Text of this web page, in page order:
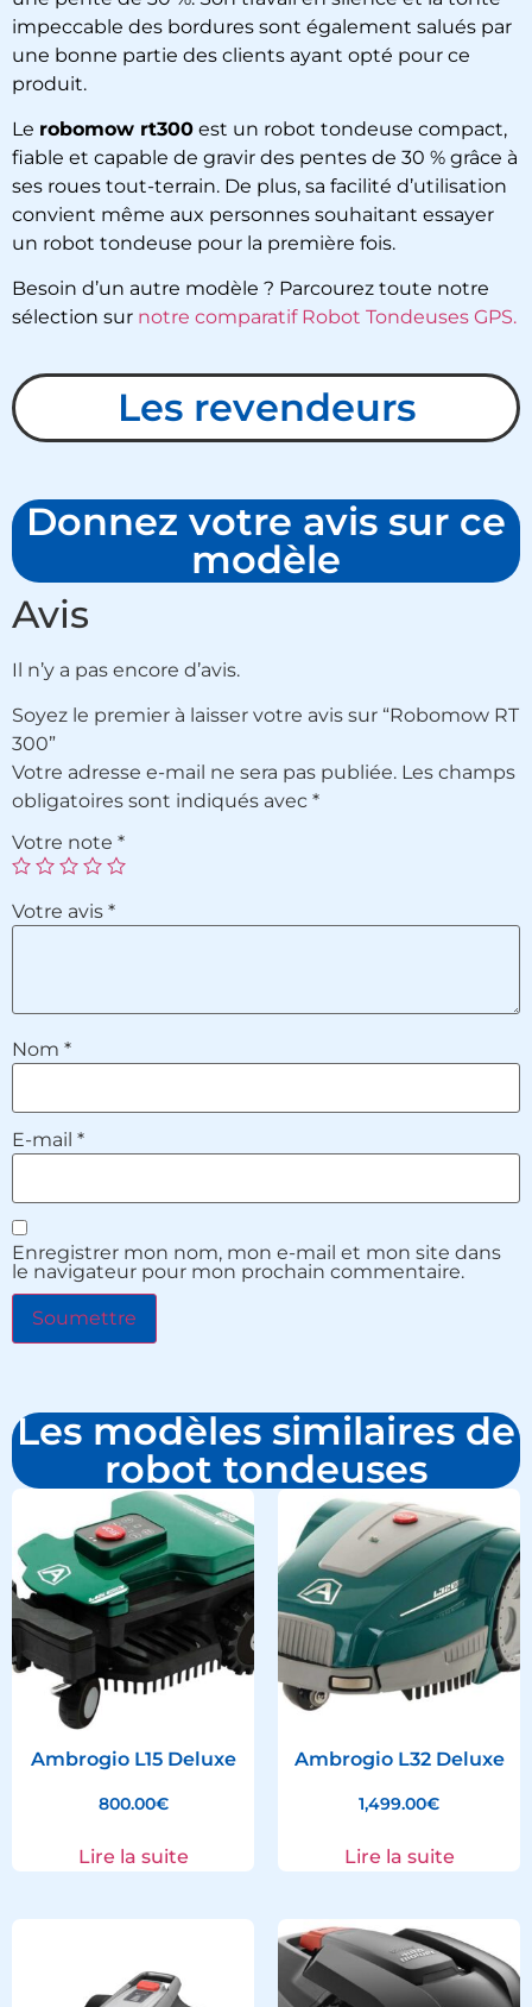
impeccable des bordures sont également salués par
une bonne partie des clients ayant opté pour ce
produit.
Le robomow rt300 est un robot tondeuse compact,
fiable et capable de gravir des pentes de 30 % grâce à
ses roues tout-terrain. De plus, sa facilité d’utilisation
convient même aux personnes souhaitant essayer
un robot tondeuse pour la première fois.
Besoin d’un autre modèle ? Parcourez toute notre
sélection sur notre comparatif Robot Tondeuses GPS.
Les revendeurs
Donnez votre avis sur ce
modèle
Avis
Il n’y a pas encore d’avis.
Soyez le premier à laisser votre avis sur “Robomow RT
300”
Votre adresse e-mail ne sera pas publiée. Les champs
obligatoires sont indiqués avec *
Votre note *
Votre avis *
Nom *
E-mail *
Enregistrer mon nom, mon e-mail et mon site dans
le navigateur pour mon prochain commentaire.
Les modèles similaires de
robot tondeuses
Ambrogio L15 Deluxe
800.00€
Lire la suite
Ambrogio L32 Deluxe
1,499.00€
Lire la suite